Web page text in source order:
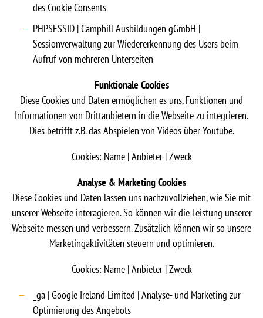
des Cookie Consents
PHPSESSID | Camphill Ausbildungen gGmbH |
Sessionverwaltung zur Wiedererkennung des Users beim
Aufruf von mehreren Unterseiten
Funktionale Cookies
Diese Cookies und Daten ermöglichen es uns, Funktionen und
Informationen von Drittanbietern in die Webseite zu integrieren.
Dies betrifft z.B. das Abspielen von Videos über Youtube.
Cookies: Name | Anbieter | Zweck
Analyse & Marketing Cookies
Diese Cookies und Daten lassen uns nachzuvollziehen, wie Sie mit
unserer Webseite interagieren. So können wir die Leistung unserer
Webseite messen und verbessern. Zusätzlich können wir so unsere
Marketingaktivitäten steuern und optimieren.
Cookies: Name | Anbieter | Zweck
_ga | Google Ireland Limited | Analyse- und Marketing zur
Optimierung des Angebots